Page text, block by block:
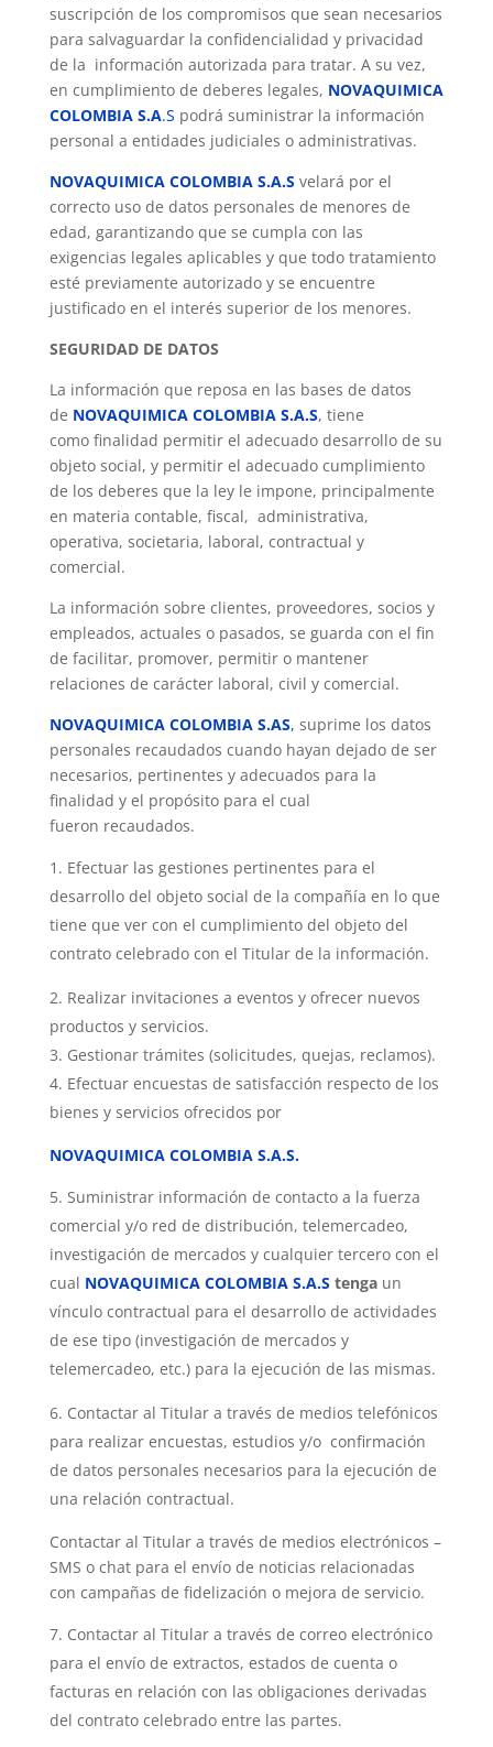
suscripción de los compromisos que sean necesarios
para salvaguardar la confidencialidad y privacidad
de la información autorizada para tratar. A su vez,
en cumplimiento de deberes legales, NOVAQUIMICA
COLOMBIA S.A.S podrá suministrar la información
personal a entidades judiciales o administrativas.
NOVAQUIMICA COLOMBIA S.A.S velará por el
correcto uso de datos personales de menores de
edad, garantizando que se cumpla con las
exigencias legales aplicables y que todo tratamiento
esté previamente autorizado y se encuentre
justificado en el interés superior de los menores.
SEGURIDAD DE DATOS
La información que reposa en las bases de datos
de NOVAQUIMICA COLOMBIA S.A.S, tiene
como finalidad permitir el adecuado desarrollo de su
objeto social, y permitir el adecuado cumplimiento
de los deberes que la ley le impone, principalmente
en materia contable, fiscal, administrativa,
operativa, societaria, laboral, contractual y
comercial.
La información sobre clientes, proveedores, socios y
empleados, actuales o pasados, se guarda con el fin
de facilitar, promover, permitir o mantener
relaciones de carácter laboral, civil y comercial.
NOVAQUIMICA COLOMBIA S.AS, suprime los datos
personales recaudados cuando hayan dejado de ser
necesarios, pertinentes y adecuados para la
finalidad y el propósito para el cual
fueron recaudados.
Efectuar las gestiones pertinentes para el
desarrollo del objeto social de la compañía en lo que
tiene que ver con el cumplimiento del objeto del
contrato celebrado con el Titular de la información.
Realizar invitaciones a eventos y ofrecer nuevos
productos y servicios.
Gestionar trámites (solicitudes, quejas, reclamos).
Efectuar encuestas de satisfacción respecto de los
bienes y servicios ofrecidos por
NOVAQUIMICA COLOMBIA S.A.S.
Suministrar información de contacto a la fuerza
comercial y/o red de distribución, telemercadeo,
investigación de mercados y cualquier tercero con el
cual NOVAQUIMICA COLOMBIA S.A.Stengaun
vínculo contractual para el desarrollo de actividades
de ese tipo (investigación de mercados y
telemercadeo, etc.) para la ejecución de las mismas.
Contactar al Titular a través de medios telefónicos
para realizar encuestas, estudios y/o confirmación
de datos personales necesarios para la ejecución de
una relación contractual.
Contactar al Titular a través de medios electrónicos –
SMS o chat para el envío de noticias relacionadas
con campañas de fidelización o mejora de servicio.
Contactar al Titular a través de correo electrónico
para el envío de extractos, estados de cuenta o
facturas en relación con las obligaciones derivadas
del contrato celebrado entre las partes.